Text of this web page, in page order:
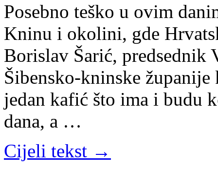
Posebno teško u ovim
Kninu i okolini, gde
Borislav Šarić, predsednik
Šibensko-kninske
jedan kafić što ima i budu
dana, a …
Cijeli tekst →